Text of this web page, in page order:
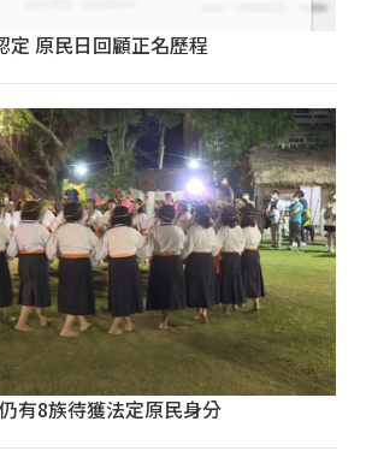
定 原民日回顧正名歷程
有8族待獲法定原民身分